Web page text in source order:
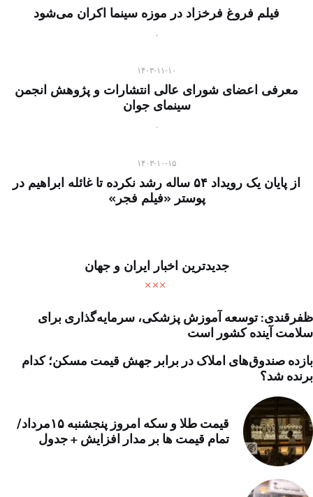
فیلم فروغ فرخزاد در موزه سینما اکران می‌شود
۱۴۰۳-۱۱-۱۰
معرفی اعضای شورای عالی انتشارات و پژوهش انجمن
سینمای جوان
۱۴۰۳-۱۰-۱۵
از پایان یک رویداد ۵۴ ساله رشد نکرده تا غائله ابراهیم در
پوستر «فیلم فجر»
جدیدترین اخبار ایران و جهان
ظفرقندی: توسعه آموزش پزشکی، سرمایه‌گذاری برای
سلامت آینده کشور است
بازده صندوق‌های املاک در برابر جهش قیمت مسکن؛ کدام
برنده شد؟
قیمت طلا و سکه امروز پنجشنبه ۱۵مرداد/
تمام قیمت ها بر مدار افزایش + جدول